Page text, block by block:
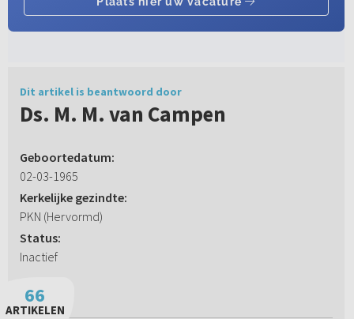
Dit artikel is beantwoord door
Ds. M. M. van Campen
Geboortedatum:
02-03-1965
Kerkelijke gezindte:
PKN (Hervormd)
Status:
Inactief
66
ARTIKELEN